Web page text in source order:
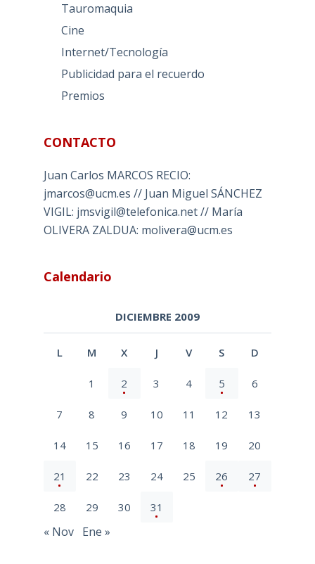
Tauromaquia
Cine
Internet/Tecnología
Publicidad para el recuerdo
Premios
CONTACTO
Juan Carlos MARCOS RECIO:
jmarcos@ucm.es // Juan Miguel SÁNCHEZ
VIGIL: jmsvigil@telefonica.net // María
OLIVERA ZALDUA: molivera@ucm.es
Calendario
DICIEMBRE 2009
L M X J V S D
1 2 3 4 5 6
7 8 9 10 11 12 13
14 15 16 17 18 19 20
21 22 23 24 25 26 27
28 29 30 31
« Nov Ene »